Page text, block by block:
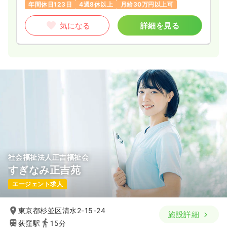
と社会貢献』のとおり、地域に開かれた施設を目指しており、
実際に緊急ショートステイの積極的な受け入れや、多数の地域
ボランティアにご活躍いただいています。そして今までもこれ
からも、ご利用者が日常生活でキラリと輝き・ホットする環境
でお過ごしいただけるよう、『キラリ・ホットなケアマネジメ
【特別養護老人ホーム第三南陽園】
地上6階、地下1階建てとなる特別養護老人ホームです。
最上階の6階はグループホーム「ひまわり」となっています。ご
利用者の皆様に『もうひとつの我が家』と思っていただけるよ
うに、ご家族も含めて信頼しあえる関係が結べるよう努めてお
年間休日123日
4週8休以上 月給30万円以上可
気になる 詳細を見る
社会福祉法人正吉福祉会
すぎなみ正吉苑
エージェント求人
東京都杉並区清水2-15-24
荻窪駅
15分
施設詳細